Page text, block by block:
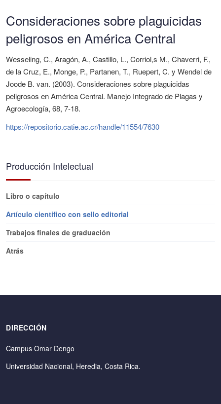
Consideraciones sobre plaguicidas
peligrosos en América Central
Wesseling, C., Aragón, A., Castillo, L., Corriol,s M., Chaverri, F.,
de la Cruz, E., Monge, P., Partanen, T., Ruepert, C. y Wendel de
Joode B. van. (2003). Consideraciones sobre plaguicidas
peligrosos en América Central. Manejo Integrado de Plagas y
Agroecología, 68, 7-18.
https://repositorio.catie.ac.cr/handle/11554/7630
Producción Intelectual
Libro o capítulo
Artículo científico con sello editorial
Trabajos finales de graduación
Atrás
DIRECCIÓN
Campus Omar Dengo
Universidad Nacional, Heredia, Costa Rica.